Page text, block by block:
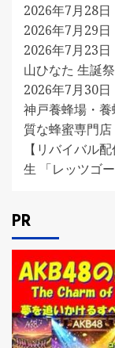
2026年7月28
2026年7月29
2026年7月23
山ひなた 生誕祭
2026年7月30
神戸養蜂場・
質な蜂蜜専門店
【リバイバル
生 「レッツゴ
PR